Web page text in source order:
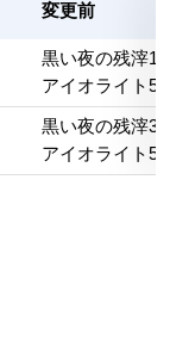
変更前
黒い夜の残滓
アイオライト
黒い夜の残滓
アイオライト